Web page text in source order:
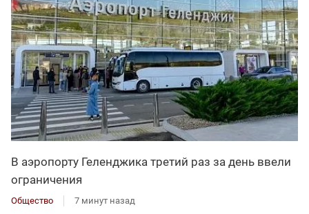
В аэропорту Геленджика третий раз за день ввели
ограничения
Общество 7 минут назад